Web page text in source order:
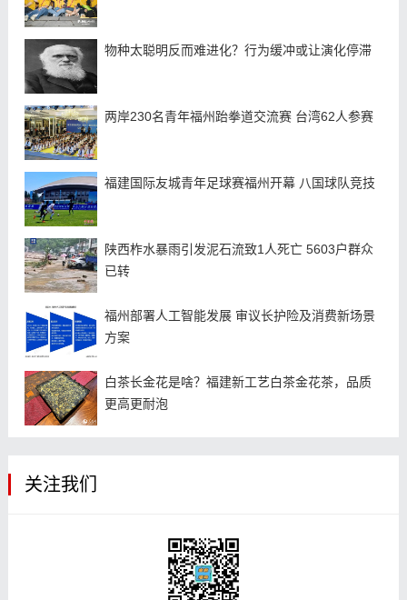
物种太聪明反而难进化？行为缓冲或让演化停滞
两岸230名青年福州跆拳道交流赛 台湾62人参赛
福建国际友城青年足球赛福州开幕 八国球队竞技
陕西柞水暴雨引发泥石流致1人死亡 5603户群众
已转
福州部署人工智能发展 审议长护险及消费新场景
方案
白茶长金花是啥？福建新工艺白茶金花茶，品质
更高更耐泡
关注我们